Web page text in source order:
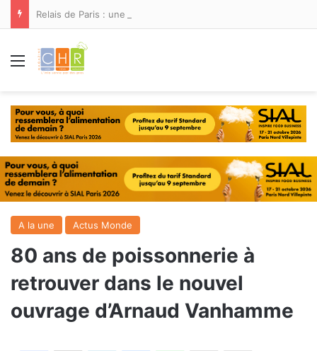
Menu
A la une Actus Monde
80 ans de poissonnerie à
retrouver dans le nouvel
ouvrage d’Arnaud Vanhamme